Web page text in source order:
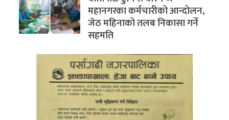
महानगरका कर्मचारीको आन्दोलन,
जेठ महिनाको तलब निकासा गर्ने
सहमति